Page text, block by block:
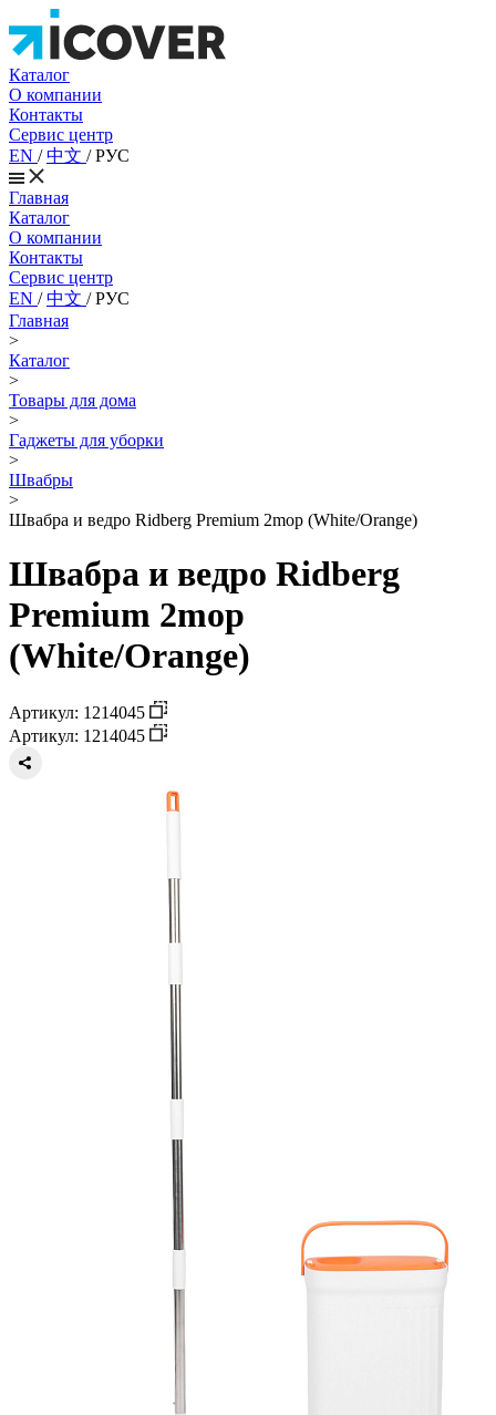
Каталог
О компании
Контакты
Сервис центр
EN /中文 /РУС
Главная
Каталог
О компании
Контакты
Сервис центр
EN /中文 /РУС
Главная
>
Каталог
>
Товары для дома
>
Гаджеты для уборки
>
Швабры
>
Швабра и ведро Ridberg Premium 2mop (White/Orange)
Швабра и ведро Ridberg
Premium 2mop
(White/Orange)
Артикул: 1214045
Артикул: 1214045